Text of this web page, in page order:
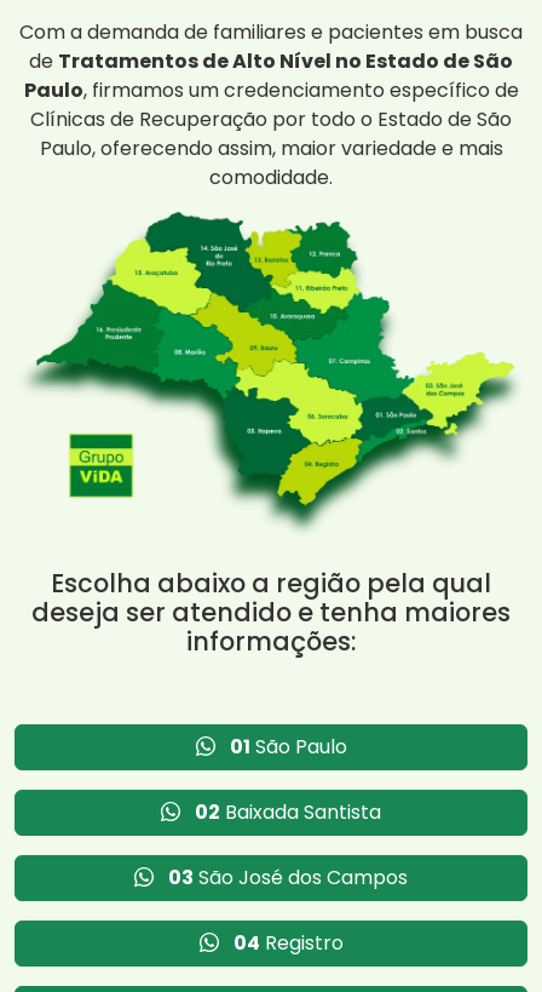
Com a demanda de familiares e pacientes em busca
de Tratamentos de Alto Nível no Estado de São
Paulo, firmamos um credenciamento específico de
Clínicas de Recuperação por todo o Estado de São
Paulo, oferecendo assim, maior variedade e mais
comodidade.
Escolha abaixo a região pela qual
deseja ser atendido e tenha maiores
informações:
01 São Paulo
02 Baixada Santista
03 São José dos Campos
04 Registro